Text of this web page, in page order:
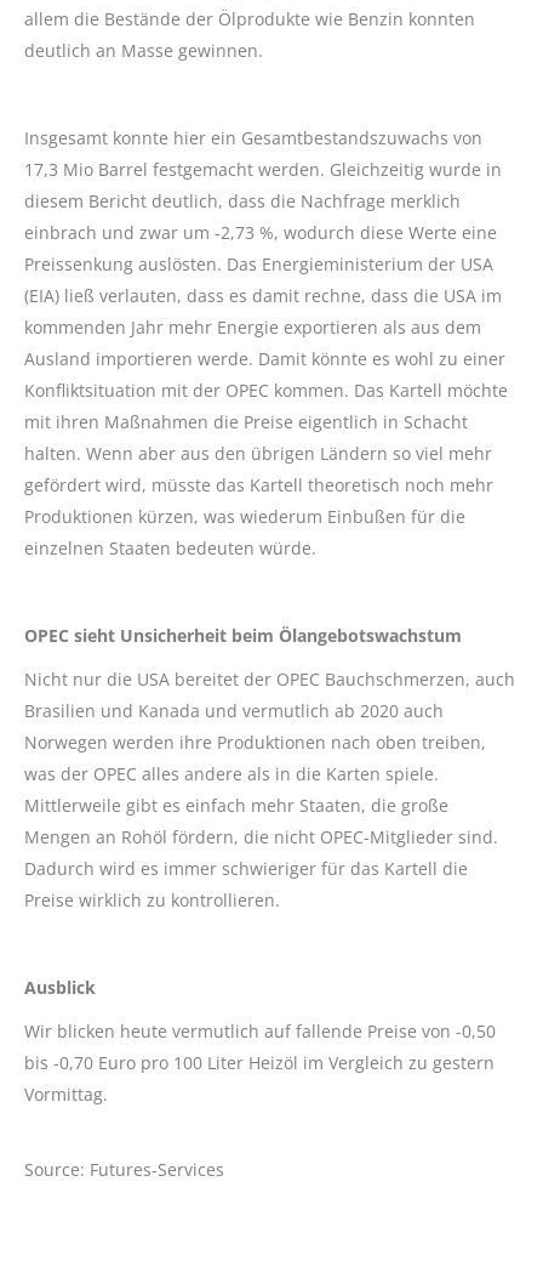
allem die Bestände der Ölprodukte wie Benzin konnten
deutlich an Masse gewinnen.
Insgesamt konnte hier ein Gesamtbestandszuwachs von
17,3 Mio Barrel festgemacht werden. Gleichzeitig wurde in
diesem Bericht deutlich, dass die Nachfrage merklich
einbrach und zwar um -2,73 %, wodurch diese Werte eine
Preissenkung auslösten. Das Energieministerium der USA
(EIA) ließ verlauten, dass es damit rechne, dass die USA im
kommenden Jahr mehr Energie exportieren als aus dem
Ausland importieren werde. Damit könnte es wohl zu einer
Konfliktsituation mit der OPEC kommen. Das Kartell möchte
mit ihren Maßnahmen die Preise eigentlich in Schacht
halten. Wenn aber aus den übrigen Ländern so viel mehr
gefördert wird, müsste das Kartell theoretisch noch mehr
Produktionen kürzen, was wiederum Einbußen für die
einzelnen Staaten bedeuten würde.
OPEC sieht Unsicherheit beim Ölangebotswachstum
Nicht nur die USA bereitet der OPEC Bauchschmerzen, auch
Brasilien und Kanada und vermutlich ab 2020 auch
Norwegen werden ihre Produktionen nach oben treiben,
was der OPEC alles andere als in die Karten spiele.
Mittlerweile gibt es einfach mehr Staaten, die große
Mengen an Rohöl fördern, die nicht OPEC-Mitglieder sind.
Dadurch wird es immer schwieriger für das Kartell die
Preise wirklich zu kontrollieren.
Ausblick
Wir blicken heute vermutlich auf fallende Preise von -0,50
bis -0,70 Euro pro 100 Liter Heizöl im Vergleich zu gestern
Vormittag.
Source: Futures-Services